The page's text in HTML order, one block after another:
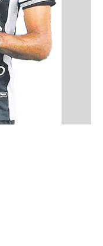
Kanunu uyarınca
ve sitemizde
çerezlerle ilgili bilgi